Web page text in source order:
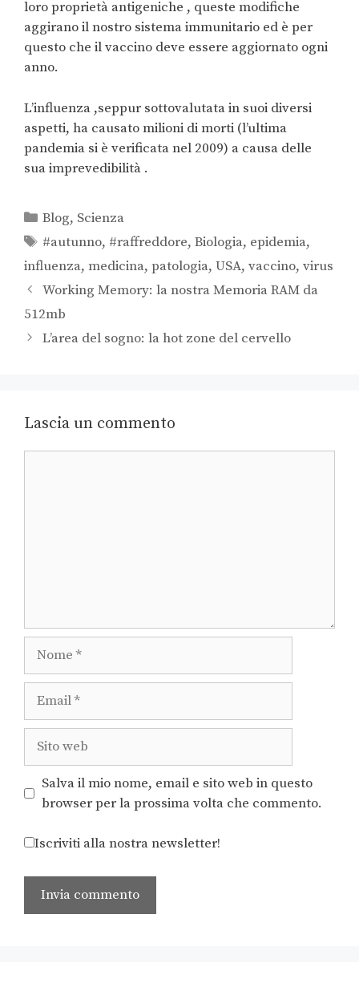
loro proprietà antigeniche , queste modifiche
aggirano il nostro sistema immunitario ed è per
questo che il vaccino deve essere aggiornato ogni
anno.
L’influenza ,seppur sottovalutata in suoi diversi
aspetti, ha causato milioni di morti (l’ultima
pandemia si è verificata nel 2009) a causa delle
sua imprevedibilità .
Blog, Scienza
#autunno, #raffreddore,Biologia, epidemia,
influenza, medicina, patologia, USA, vaccino, virus
Working Memory: la nostra Memoria RAM da
512mb
L’area del sogno: la hot zone del cervello
Lascia un commento
Salva il mio nome, email e sito web in questo
browser per la prossima volta che commento.
Iscriviti alla nostra newsletter!